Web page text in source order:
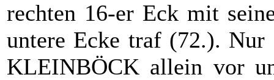
rechten 16-er Eck mit
untere Ecke traf (72.).
KLEINBÖCK allein vor